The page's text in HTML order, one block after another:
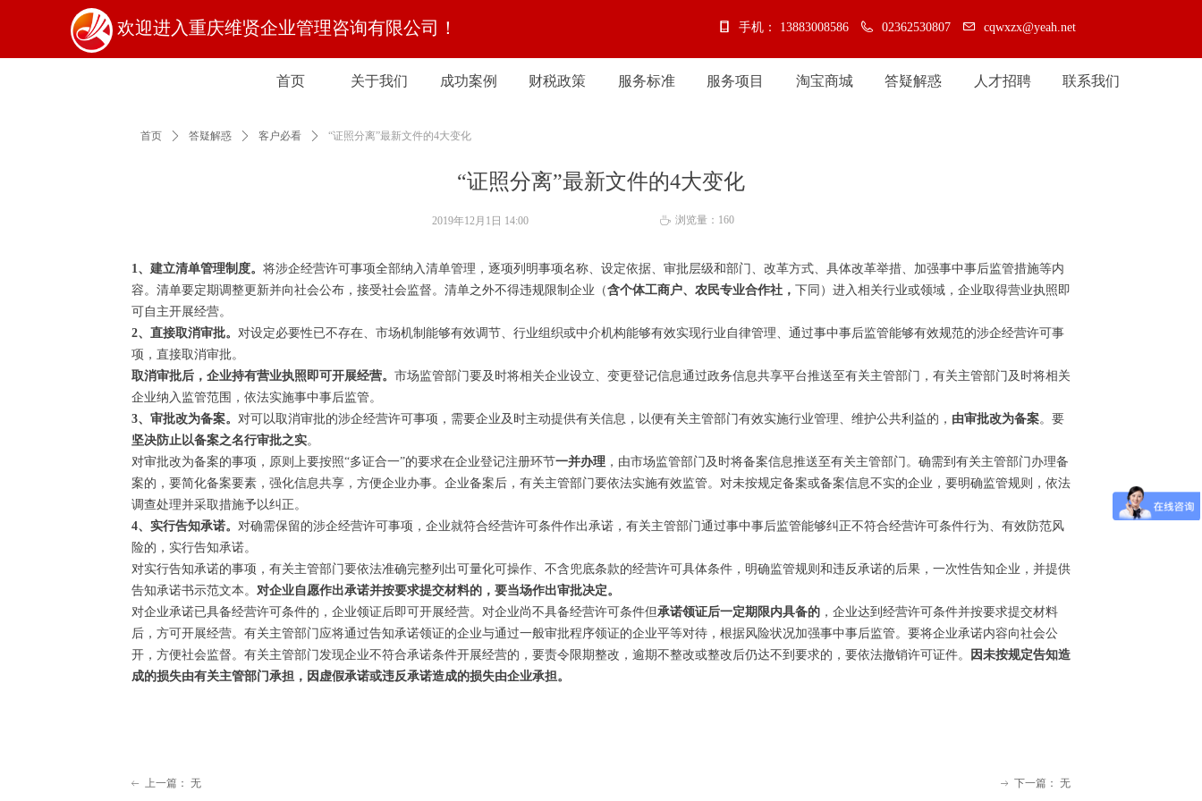
欢迎进入重庆维贤企业管理咨询有限公司！ 手机： 13883008586 02362530807 cqwxzx@yeah.net
首页 关于我们 成功案例 财税政策 服务标准 服务项目 淘宝商城 答疑解惑 人才招聘 联系我们
“证照分离”最新文件的4大变化
首页 ꄲ 答疑解惑 ꄲ 客户必看 ꄲ “证照分离”最新文件的4大变化
1、建立清单管理制度。 将涉企经营许可事项全部纳入清单管理，逐项列明事项名称、设定依据、审批层级和部门、改革方式、具体改革举措、加强事中事后监管措施等内
容。清单要定期调整更新并向社会公布，接受社会监督。清单之外不得违规限制企业（含个体工商户、农民专业合作社， 下同）进入相关行业或领域，企业取得营业执照即
可自主开展经营。
2、直接取消审批。 对设定必要性已不存在、市场机制能够有效调节、行业组织或中介机构能够有效实现行业自律管理、通过事中事后监管能够有效规范的涉企经营许可事
项，直接取消审批。
取消审批后，企业持有营业执照即可开展经营。 市场监管部门要及时将相关企业设立、变更登记信息通过政务信息共享平台推送至有关主管部门，有关主管部门及时将相关
企业纳入监管范围，依法实施事中事后监管。
3、审批改为备案。 对可以取消审批的涉企经营许可事项，需要企业及时主动提供有关信息，以便有关主管部门有效实施行业管理、维护公共利益的， 由审批改为备案。要
坚决防止以备案之名行审批之实。
对审批改为备案的事项，原则上要按照“多证合一”的要求在企业登记注册环节一并办理 ，由市场监管部门及时将备案信息推送至有关主管部门。确需到有关主管部门办理备
案的，要简化备案要素，强化信息共享，方便企业办事。企业备案后，有关主管部门要依法实施有效监管。对未按规定备案或备案信息不实的企业，要明确监管规则，依法
调查处理并采取措施予以纠正。
4、实行告知承诺。 对确需保留的涉企经营许可事项，企业就符合经营许可条件作出承诺，有关主管部门通过事中事后监管能够纠正不符合经营许可条件行为、有效防范风
险的，实行告知承诺。
对实行告知承诺的事项，有关主管部门要依法准确完整列出可量化可操作、不含兜底条款的经营许可具体条件，明确监管规则和违反承诺的后果，一次性告知企业，并提供
告知承诺书示范文本。 对企业自愿作出承诺并按要求提交材料的，要当场作出审批决定。
对企业承诺已具备经营许可条件的，企业领证后即可开展经营。对企业尚不具备经营许可条件但承诺领证后一定期限内具备的 ，企业达到经营许可条件并按要求提交材料
后，方可开展经营。有关主管部门应将通过告知承诺领证的企业与通过一般审批程序领证的企业平等对待，根据风险状况加强事中事后监管。要将企业承诺内容向社会公
开，方便社会监督。有关主管部门发现企业不符合承诺条件开展经营的，要责令限期整改，逾期不整改或整改后仍达不到要求的，要依法撤销许可证件。
因未按规定告知造
成的损失由有关主管部门承担，因虚假承诺或违反承诺造成的损失由企业承担。
2019年12月1日 14:00 ꄘ 浏览量： 160
ꂃ 上一篇： 无 ꁹ 下一篇： 无